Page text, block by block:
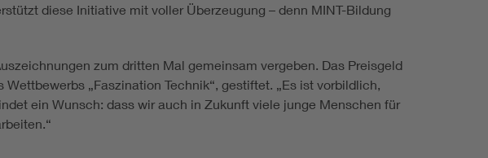
diese Initiative mit voller Überzeugung – denn MINT-Bildung
zum dritten Mal gemeinsam vergeben. Das Preisgeld
„Faszination Technik“, gestiftet. „Es ist vorbildlich,
ein Wunsch: dass wir auch in Zukunft viele junge Menschen für